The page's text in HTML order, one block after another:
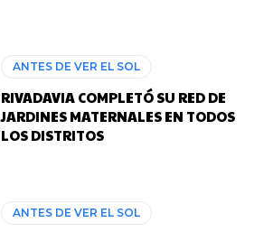
ANTES DE VER EL SOL
RIVADAVIA COMPLETÓ SU RED DE
JARDINES MATERNALES EN TODOS
LOS DISTRITOS
ANTES DE VER EL SOL